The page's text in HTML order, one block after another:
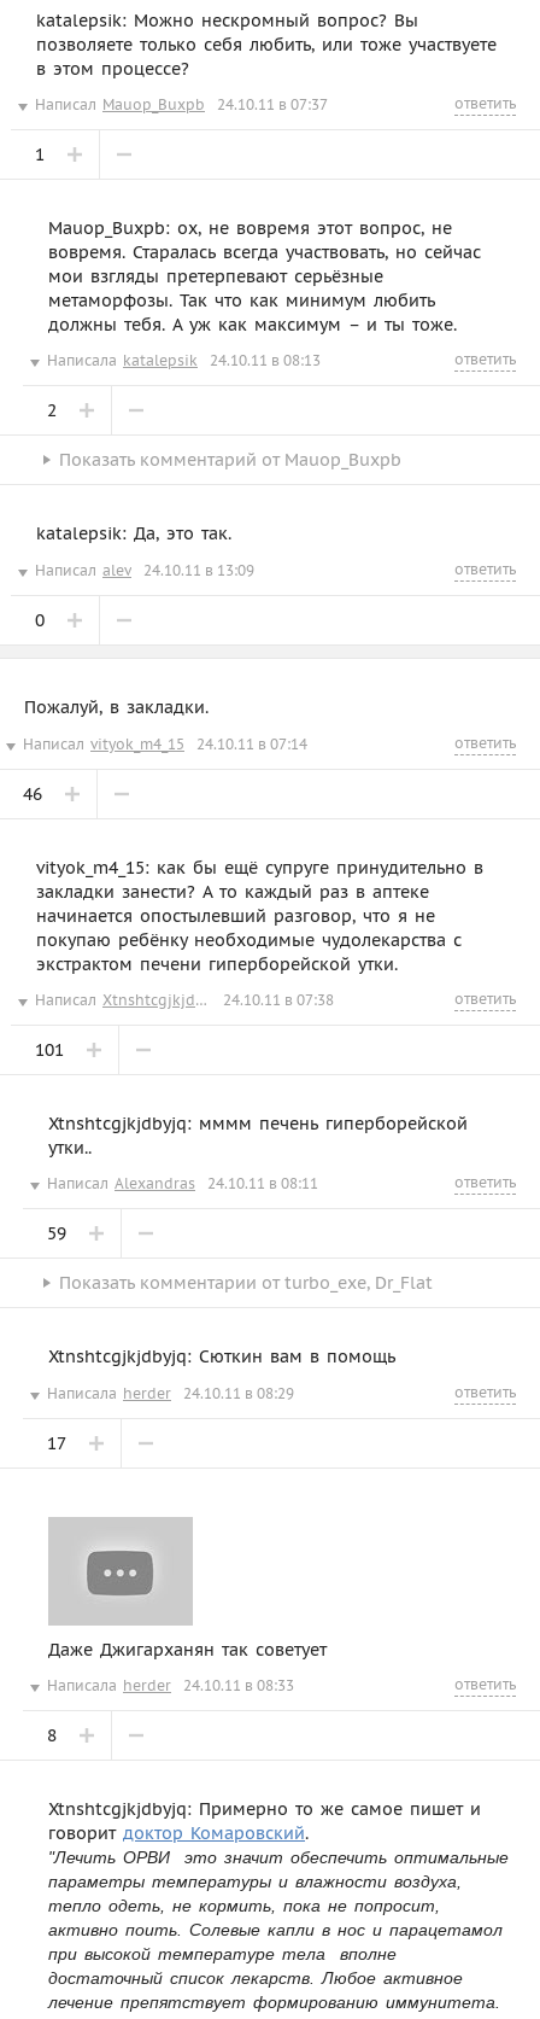
katalepsik: Можно нескромный вопрос? Вы
позволяете только себя любить, или тоже участвуете
в этом процессе?
Написал Mauop_Buxpb 24.10.11 в 07:37 ответить
1
Mauop_Buxpb: ох, не вовремя этот вопрос, не
вовремя. Старалась всегда участвовать, но сейчас
мои взгляды претерпевают серьёзные
метаморфозы. Так что как минимум любить
должны тебя. А уж как максимум – и ты тоже.
Написала katalepsik 24.10.11 в 08:13 ответить
2
Показать комментарий от Mauop_Buxpb
katalepsik: Да, это так.
Написал alev 24.10.11 в 13:09 ответить
0
Пожалуй, в закладки.
Написал vityok_m4_15 24.10.11 в 07:14 ответить
46
vityok_m4_15: как бы ещё супруге принудительно в
закладки занести? А то каждый раз в аптеке
начинается опостылевший разговор, что я не
покупаю ребёнку необходимые чудолекарства с
экстрактом печени гиперборейской утки.
Написал Xtnshtcgjkjdbyjq 24.10.11 в 07:38 ответить
101
Xtnshtcgjkjdbyjq: мммм печень гиперборейской
утки..
Написал Alexandras 24.10.11 в 08:11 ответить
59
Показать комментарии отturbo_exe, Dr_Flat
Xtnshtcgjkjdbyjq: Сюткин вам в помощь
Написала herder 24.10.11 в 08:29 ответить
17
Даже Джигарханян так советует
Написала herder 24.10.11 в 08:33 ответить
8
Xtnshtcgjkjdbyjq: Примерно то же самое пишет и
говорит доктор Комаровский.
"Лечить ОРВИ  это значит обеспечить оптимальные
параметры температуры и влажности воздуха,
тепло одеть, не кормить, пока не попросит,
активно поить. Солевые капли в нос и парацетамол
при высокой температуре тела  вполне
достаточный список лекарств. Любое активное
лечение препятствует формированию иммунитета.